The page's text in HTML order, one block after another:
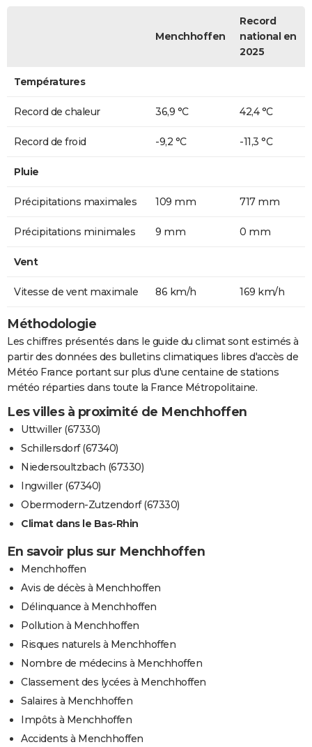
Menchhoffen
Record
national en
2025
Températures
Record de chaleur 36,9 °C 42,4 °C
Record de froid -9,2 °C -11,3 °C
Pluie
Précipitations maximales 109 mm 717 mm
Précipitations minimales 9 mm 0 mm
Vent
Vitesse de vent maximale 86 km/h 169 km/h
Méthodologie
Les chiffres présentés dans le guide du climat sont estimés à
partir des données des bulletins climatiques libres d'accès de
Météo France portant sur plus d'une centaine de stations
météo réparties dans toute la France Métropolitaine.
Les villes à proximité de Menchhoffen
Uttwiller (67330)
Schillersdorf (67340)
Niedersoultzbach (67330)
Ingwiller (67340)
Obermodern-Zutzendorf (67330)
Climat dans le Bas-Rhin
En savoir plus sur Menchhoffen
Menchhoffen
Avis de décès à Menchhoffen
Délinquance à Menchhoffen
Pollution à Menchhoffen
Risques naturels à Menchhoffen
Nombre de médecins à Menchhoffen
Classement des lycées à Menchhoffen
Salaires à Menchhoffen
Impôts à Menchhoffen
Accidents à Menchhoffen